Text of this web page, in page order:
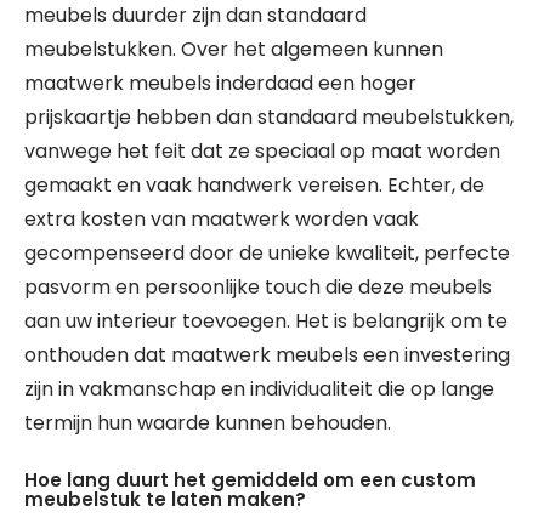
meubels duurder zijn dan standaard
meubelstukken. Over het algemeen kunnen
maatwerk meubels inderdaad een hoger
prijskaartje hebben dan standaard meubelstukken,
vanwege het feit dat ze speciaal op maat worden
gemaakt en vaak handwerk vereisen. Echter, de
extra kosten van maatwerk worden vaak
gecompenseerd door de unieke kwaliteit, perfecte
pasvorm en persoonlijke touch die deze meubels
aan uw interieur toevoegen. Het is belangrijk om te
onthouden dat maatwerk meubels een investering
zijn in vakmanschap en individualiteit die op lange
termijn hun waarde kunnen behouden.
Hoe lang duurt het gemiddeld om een custom
meubelstuk te laten maken?